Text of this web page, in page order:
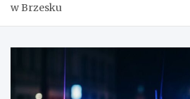
w Brzesku